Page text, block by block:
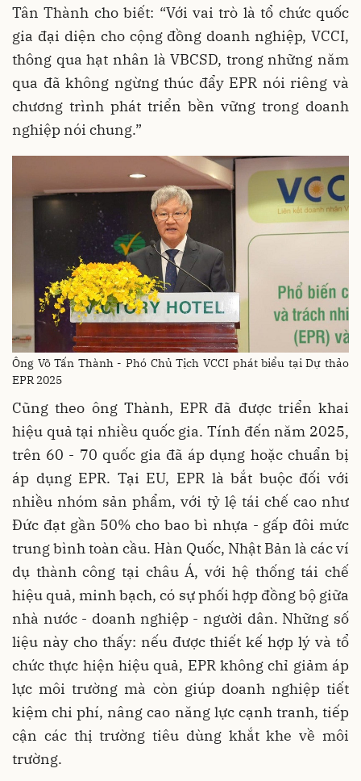
Tân Thành cho biết: “Với vai trò là tổ chức quốc
gia đại diện cho cộng đồng doanh nghiệp, VCCI,
thông qua hạt nhân là VBCSD, trong những năm
qua đã không ngừng thúc đẩy EPR nói riêng và
chương trình phát triển bền vững trong doanh
nghiệp nói chung.”
Ông Võ Tấn Thành - Phó Chủ Tịch VCCI phát biểu tại Dự thảo
EPR 2025
Cũng theo ông Thành, EPR đã được triển khai
hiệu quả tại nhiều quốc gia. Tính đến năm 2025,
trên 60 - 70 quốc gia đã áp dụng hoặc chuẩn bị
áp dụng EPR. Tại EU, EPR là bắt buộc đối với
nhiều nhóm sản phẩm, với tỷ lệ tái chế cao như
Đức đạt gần 50% cho bao bì nhựa - gấp đôi mức
trung bình toàn cầu. Hàn Quốc, Nhật Bản là các ví
dụ thành công tại châu Á, với hệ thống tái chế
hiệu quả, minh bạch, có sự phối hợp đồng bộ giữa
nhà nước - doanh nghiệp - người dân. Những số
liệu này cho thấy: nếu được thiết kế hợp lý và tổ
chức thực hiện hiệu quả, EPR không chỉ giảm áp
lực môi trường mà còn giúp doanh nghiệp tiết
kiệm chi phí, nâng cao năng lực cạnh tranh, tiếp
cận các thị trường tiêu dùng khắt khe về môi
trường.